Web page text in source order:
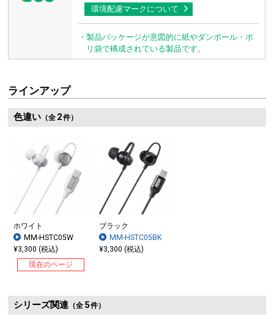
環境配慮マークについて
・製品パッケージが意図的に紙やダンボール・ポ
リ袋で構成されている製品です。
ラインアップ
色違い（全 2件）
ホワイト
MM-HSTC05W
¥3,300 (税込)
現在のページ
ブラック
MM-HSTC05BK
¥3,300 (税込)
シリーズ関連（全 5件）